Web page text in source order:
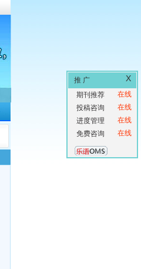
X
推 广
在线
期刊推荐
在线
投稿咨询
在线
进度管理
在线
免费咨询